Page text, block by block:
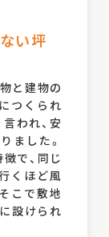
い坪
と建物の
つくられ
われ、安
ました。
で、同じ
くほど風
こで敷地
設けられ